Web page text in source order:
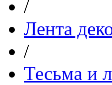
/
Лента
/
Тесьма и